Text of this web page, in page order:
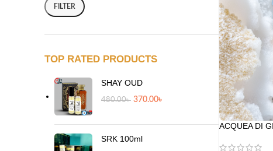
FILTER
TOP RATED PRODUCTS
SHAY OUD
480.00৳ 370.00৳
SRK 100ml
ACQUEA DI